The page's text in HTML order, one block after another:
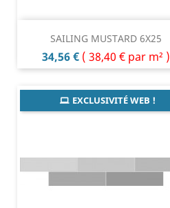
SAILING MUSTARD 6X25
Prix
34,56 € ( 38,40 € par m² )
EXCLUSIVITÉ WEB !